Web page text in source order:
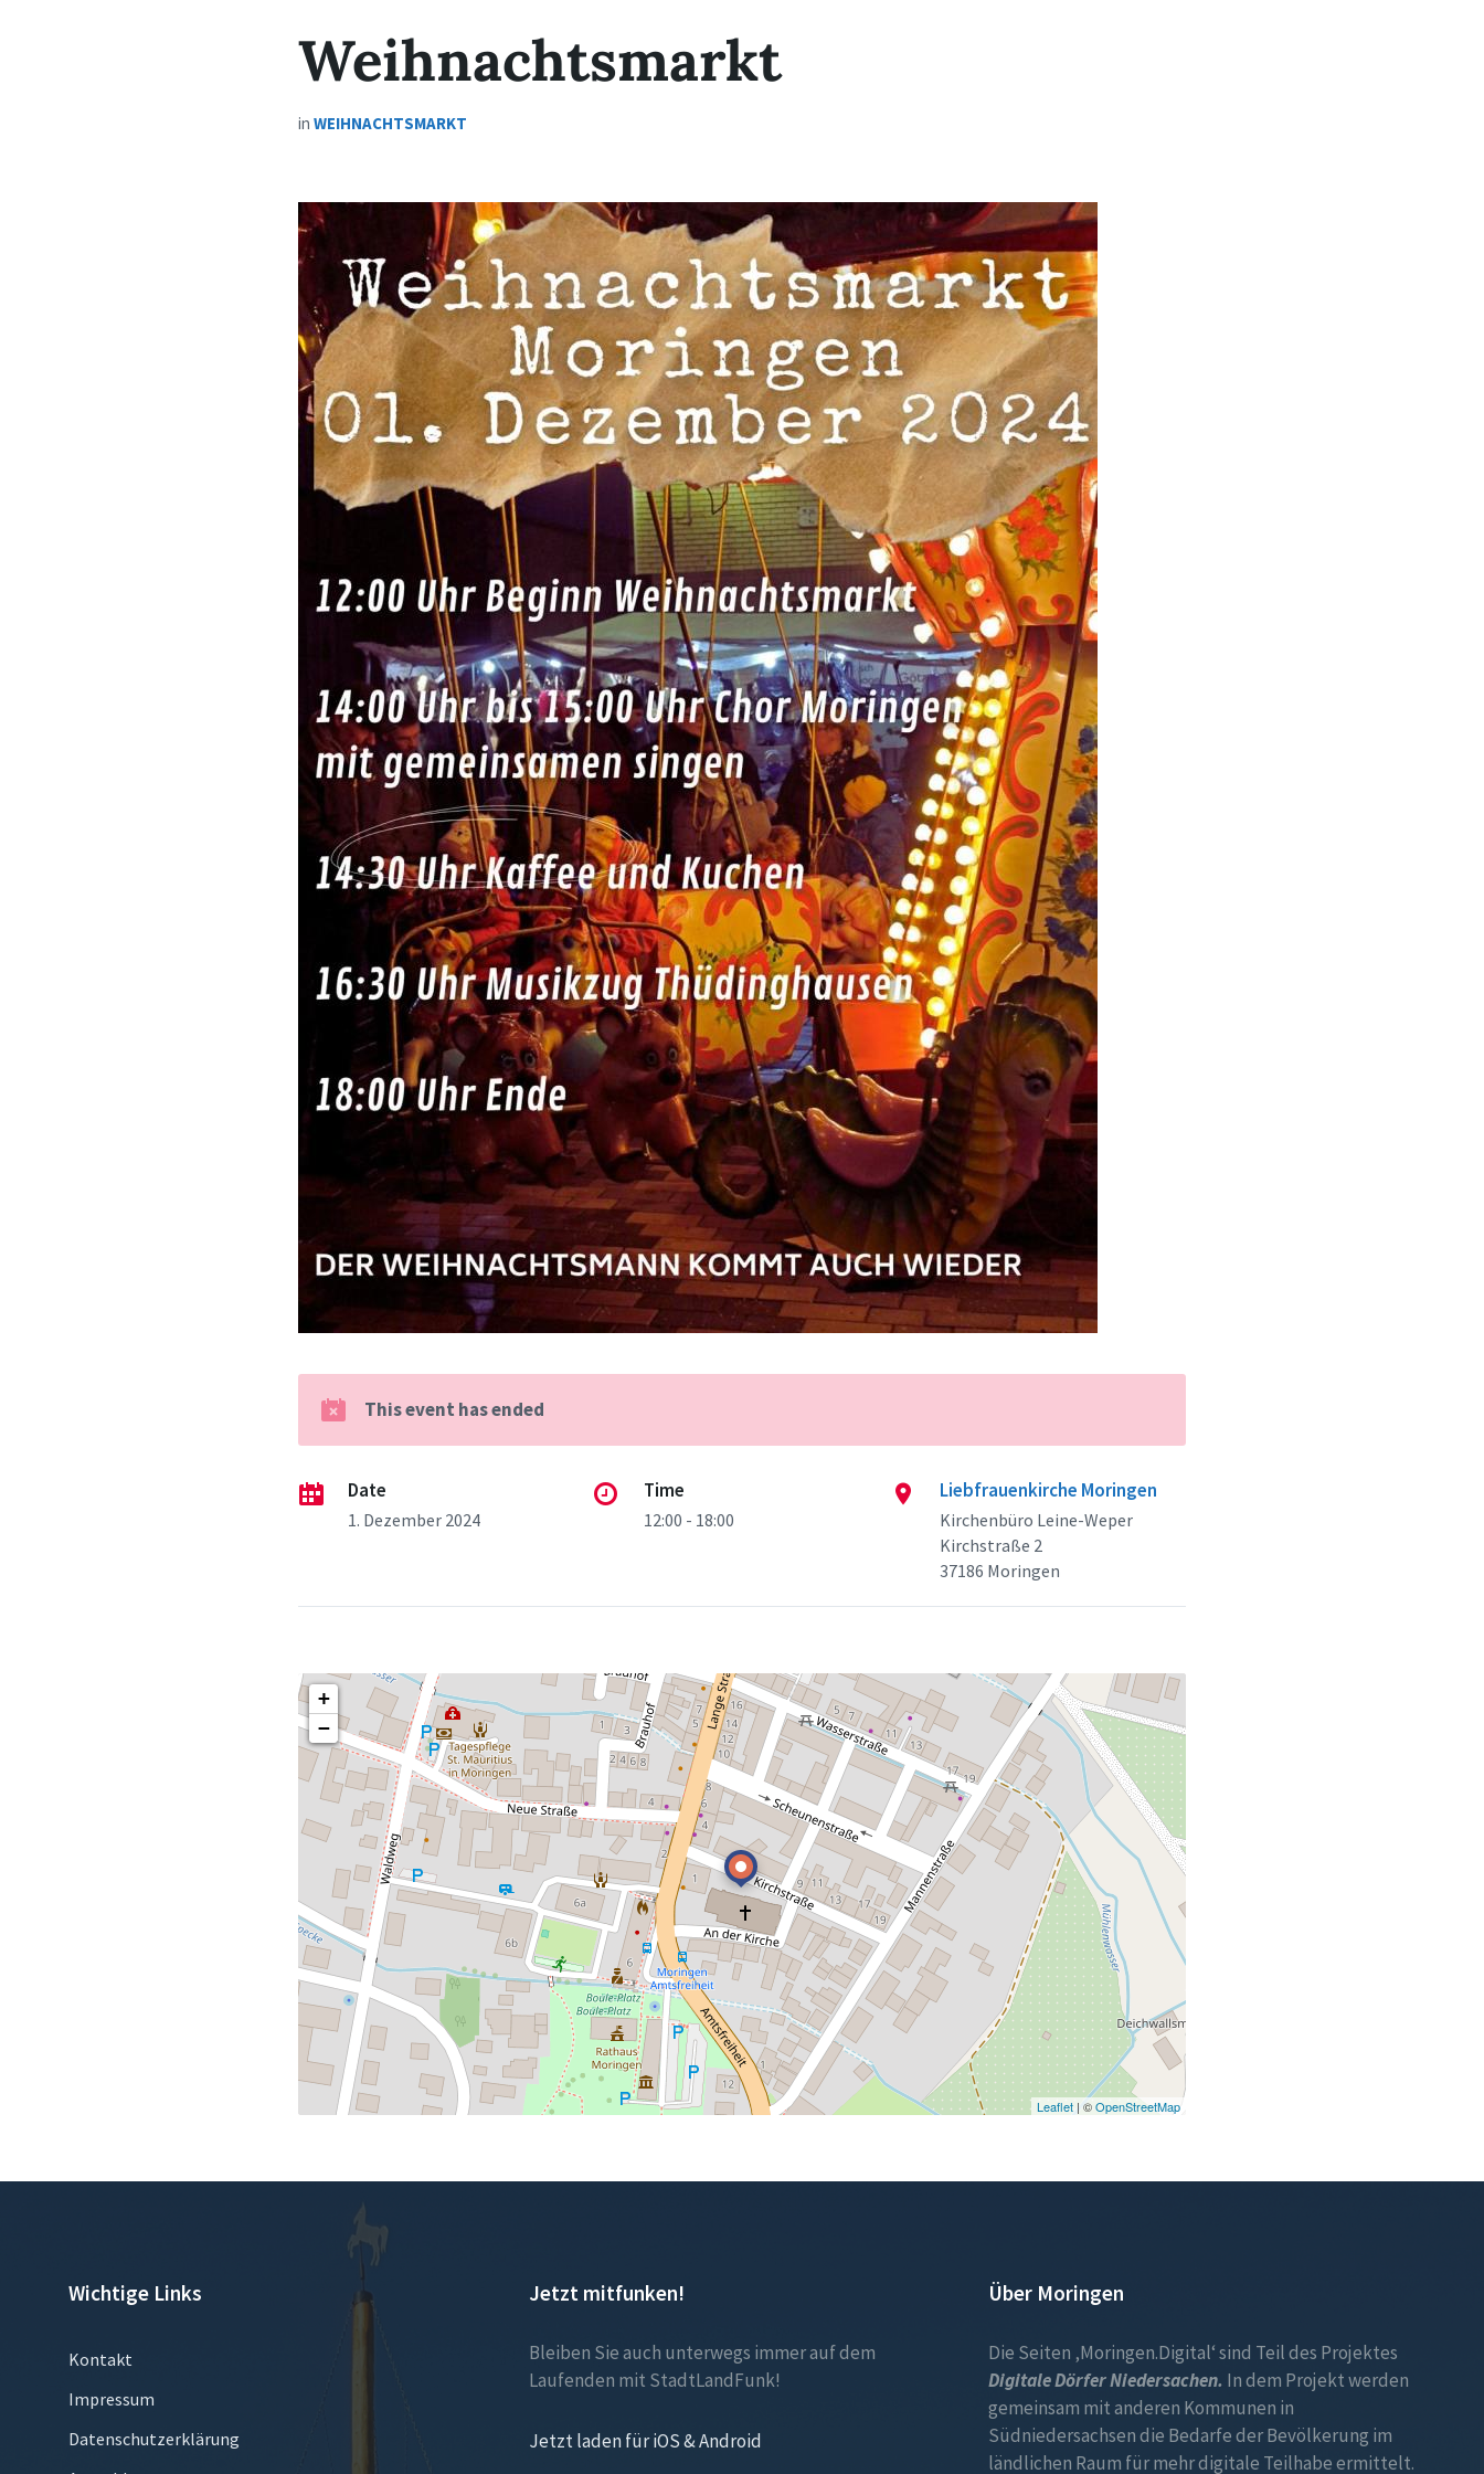
Weihnachtsmarkt
inWEIHNACHTSMARKT
This event has ended
Date
1. Dezember 2024
Time
12:00 - 18:00
Liebfrauenkirche Moringen
Kirchenbüro Leine-Weper
Kirchstraße 2
37186 Moringen
+
−
Leaflet| ©OpenStreetMap
Wichtige Links
Kontakt
Impressum
Datenschutzerklärung
Jetzt mitfunken!
Bleiben Sie auch unterwegs immer auf dem
Laufenden mit StadtLandFunk!
Jetzt laden für iOS & Android
Über Moringen
Die Seiten ‚Moringen.Digital‘ sind Teil des Projektes
Digitale Dörfer Niedersachen. In dem Projekt werden
gemeinsam mit anderen Kommunen in
Südniedersachsen die Bedarfe der Bevölkerung im
ländlichen Raum für mehr digitale Teilhabe ermittelt.